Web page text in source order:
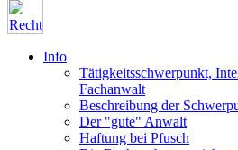
Info
Tätigkeitsschwerpunkt,
Fachanwalt
Beschreibung der
Der "gute" Anwalt
Haftung bei Pfusch